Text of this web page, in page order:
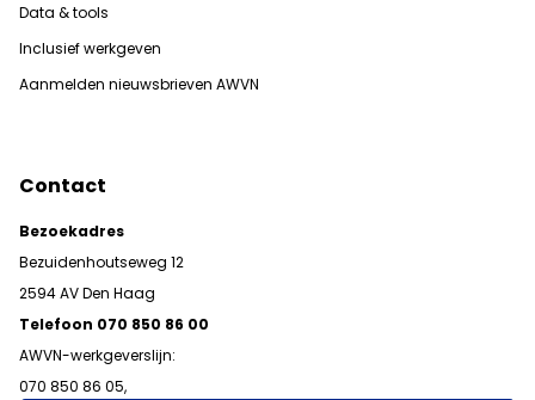
Data & tools
Inclusief werkgeven
Aanmelden nieuwsbrieven AWVN
Contact
Bezoekadres
Bezuidenhoutseweg 12
2594 AV Den Haag
Telefoon 070 850 86 00
AWVN-werkgeverslijn:
070 850 86 05,